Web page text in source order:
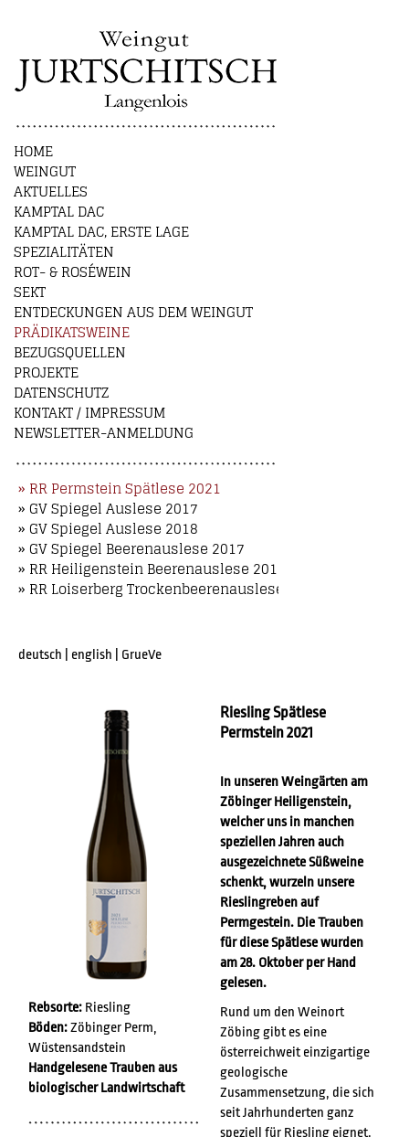
HOME
WEINGUT
AKTUELLES
KAMPTAL DAC
KAMPTAL DAC, ERSTE LAGE
SPEZIALITÄTEN
ROT- & ROSÉWEIN
SEKT
ENTDECKUNGEN AUS DEM WEINGUT
PRÄDIKATSWEINE
BEZUGSQUELLEN
PROJEKTE
DATENSCHUTZ
KONTAKT / IMPRESSUM
NEWSLETTER-ANMELDUNG
» RR Permstein Spätlese 2021
» GV Spiegel Auslese 2017
» GV Spiegel Auslese 2018
» GV Spiegel Beerenauslese 2017
» RR Heiligenstein Beerenauslese 2018
» RR Loiserberg Trockenbeerenauslese 2018
deutsch english GrueVe
Rebsorte: Riesling
Böden:Zöbinger Perm,
Wüstensandstein
Handgelesene Trauben aus
biologischer Landwirtschaft
Riesling Spätlese
Permstein 2021
In unseren Weingärten am
Zöbinger Heiligenstein,
welcher uns in manchen
speziellen Jahren auch
ausgezeichnete Süßweine
schenkt, wurzeln unsere
Rieslingreben auf
Permgestein. Die Trauben
für diese Spätlese wurden
am 28. Oktober per Hand
gelesen.
Rund um den Weinort
Zöbing gibt es eine
österreichweit einzigartige
geologische
Zusammensetzung, die sich
seit Jahrhunderten ganz
speziell für Riesling eignet.